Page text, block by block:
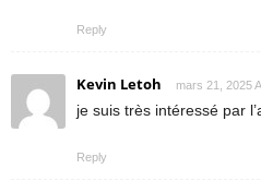
Reply
Kevin Letoh mars 21, 2025
je suis très intéressé par
Reply